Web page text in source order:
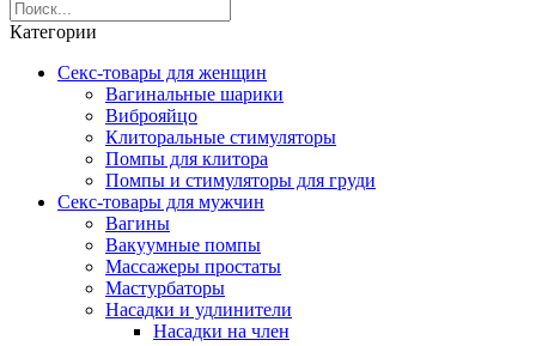
Категории
Секс-товары для женщин
Вагинальные шарики
Виброяйцо
Клиторальные стимуляторы
Помпы для клитора
Помпы и стимуляторы для груди
Секс-товары для мужчин
Вагины
Вакуумные помпы
Массажеры простаты
Мастурбаторы
Насадки и удлинители
Насадки на член